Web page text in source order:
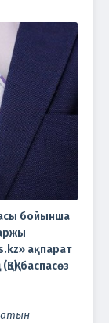
бойынша
ақпарат
баспасөз